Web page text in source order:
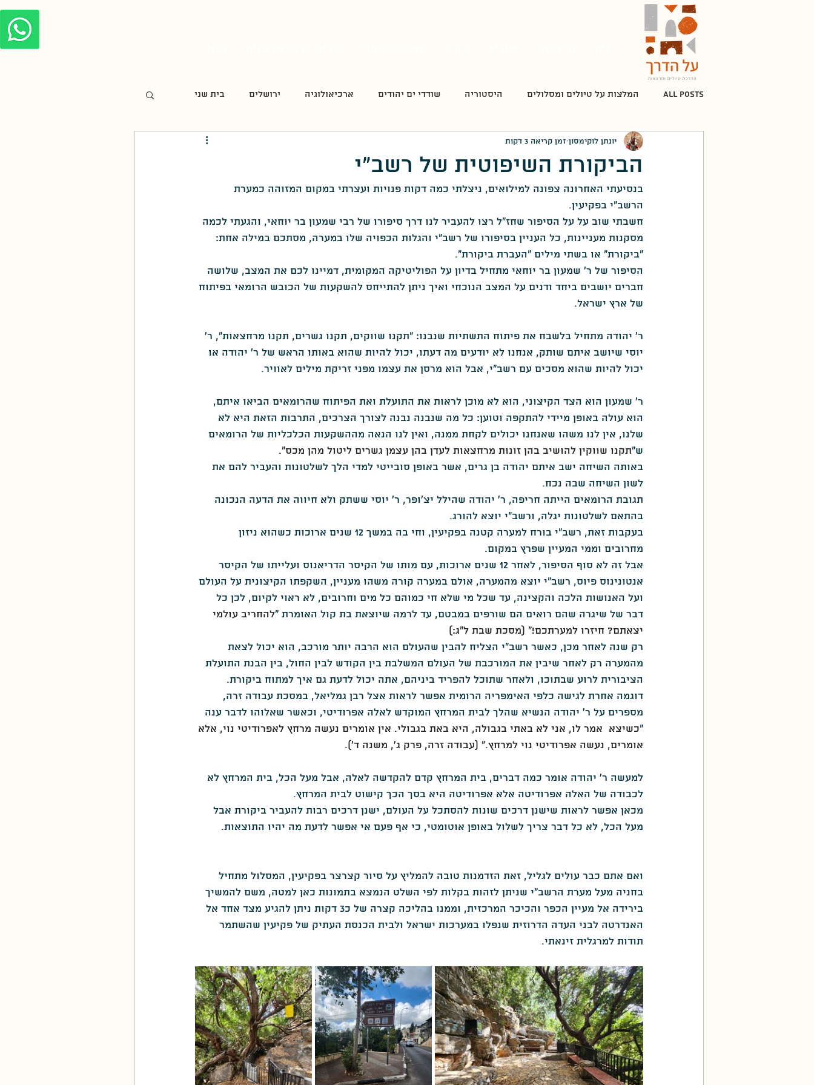
All Posts המלצות על טיולים ומסלולים היסטוריה שודדי ים יהודים ארכיאולוגיה ירושלים בית שני
מלחמת העצמאות תקופת המנדט פה כתבו את השירים
מלחמת יום הכיפורים אלתרמן מורשת קרב הצבא הרומי ממלכת ירושלים/התקופה הצלבנית
העת החדשה חיים נחמן ביאליק רגע של עברית העפלה סגולה - מגזין להיסטוריה מורשת קרב
פה כתבו את השירים יפן העת החדשה שואה מאמרים בסגולה -מגזין להיסטוריה סגולה
הביקורת השיפוטית של רשב"י
יונתן לוקימסון זמן קריאה 3 דקות
בנסיעתי האחרונה צפונה למילואים, ניצלתי כמה דקות פנויות ועצרתי במקום המזוהה כמערת
הרשב"י בפקיעין.
חשבתי שוב על על הסיפור שחז"ל רצו להעביר לנו דרך סיפורו של רבי שמעון בר יוחאי, והגעתי לכמה
מסקנות מעניינות, כל העניין בסיפורו של רשב"י והגלות הכפויה שלו במערה, מסתכם במילה אחת:
"ביקורת" או בשתי מילים "העברת ביקורת".
הסיפור של ר' שמעון בר יוחאי מתחיל בדיון על הפוליטיקה המקומית, דמיינו לכם את המצב, שלושה
חברים יושבים ביחד ודנים על המצב הנוכחי ואיך ניתן להתייחס להשקעות של הכובש הרומאי בפיתוח
של ארץ ישראל.
ר' יהודה מתחיל בלשבח את פיתוח התשתיות שנבנו: "תקנו שווקים, תקנו גשרים, תקנו מרחצאות", ר'
יוסי שיושב איתם שותק, אנחנו לא יודעים מה דעתו, יכול להיות שהוא באותו הראש של ר' יהודה או
יכול להיות שהוא מסכים עם רשב"י, אבל הוא מרסן את עצמו מפני זריקת מילים לאוויר.
ר' שמעון הוא הצד הקיצוני, הוא לא מוכן לראות את התועלת ואת הפיתוח שהרומאים הביאו איתם,
הוא עולה באופן מיידי להתקפה וטוען: כל מה שנבנה נבנה לצורך הצרכים, התרבות הזאת היא לא
שלנו, אין לנו משהו שאנחנו יכולים לקחת ממנה, ואין לנו הנאה מההשקעות הכלכליות של הרומאים
ש"תקנו שווקין להושיב בהן זונות מרחצאות לעדן בהן עצמן גשרים ליטול מהן מכס".
באותה השיחה ישב איתם יהודה בן גרים, אשר באופן סובייטי למדי הלך לשלטונות והעביר להם את
לשון השיחה שבה נכח.
תגובת הרומאים הייתה חריפה, ר' יהודה שהילל יצ'ופר, ר' יוסי ששתק ולא חיווה את הדעה הנכונה
בהתאם לשלטונות יגלה, ורשב"י יוצא להורג.
בעקבות זאת, רשב"י בורח למערה קטנה בפקיעין, וחי בה במשך 12 שנים ארוכות כשהוא ניזון
מחרובים וממי המעיין שפרץ במקום.
אבל זה לא סוף הסיפור, לאחר 12 שנים ארוכות, עם מותו של הקיסר הדריאנוס ועלייתו של הקיסר
אנטונינוס פיוס, רשב"י יוצא מהמערה, אולם במערה קורה משהו מעניין, השקפתו הקיצונית על העולם
ועל האנושות הלכה והקצינה, עד שכל מי שלא חי כמוהם כל מים וחרובים, לא ראוי לקיום, לכן כל
דבר של שיגרה שהם רואים הם שורפים במבטם, עד לרמה שיוצאת בת קול האומרת "להחריב עולמי
יצאתם? חיזרו למערתכם!" (מסכת שבת ל"ג:)
רק שנה לאחר מכן, כאשר רשב"י הצליח להבין שהעולם הוא הרבה יותר מורכב, הוא יכול לצאת
מהמערה רק לאחר שיבין את המורכבת של העולם המשלבת בין הקודש לבין החול, בין הבנת התועלת
הציבורית לרוע שבתוכו, ולאחר שתוכל להפריד ביניהם, אתה יכול לדעת גם איך למתוח ביקורת.
דוגמה אחרת לגישה כלפי האימפריה הרומית אפשר לראות אצל רבן גמליאל, במסכת עבודה זרה,
מספרים על ר' יהודה הנשיא שהלך לבית המרחץ המוקדש לאלה אפרודיטי, וכאשר שאלוהו לדבר ענה
"כשיצא  אמר לו, אני לא באתי בגבולה, היא באת בגבולי. אין אומרים נעשה מרחץ לאפרודיטי נוי, אלא
אומרים, נעשה אפרודיטי נוי למרחץ." (עבודה זרה, פרק ג', משנה ד').
למעשה ר' יהודה אומר כמה דברים, בית המרחץ קדם להקדשה לאלה, אבל מעל הכל, בית המרחץ לא
לכבודה של האלה אפרודיטה אלא אפרודיטה היא בסך הכך קישוט לבית המרחץ.
מכאן אפשר לראות שישנן דרכים שונות להסתכל על העולם, ישנן דרכים רבות להעביר ביקורת אבל
מעל הכל, לא כל דבר צריך לשלול באופן אוטומטי, כי אף פעם אי אפשר לדעת מה יהיו התוצאות.
ואם אתם כבר עולים לגליל, זאת הזדמנות טובה להמליץ על סיור קצרצר בפקיעין, המסלול מתחיל
בחניה מעל מערת הרשב"י שניתן לזהות בקלות לפי השלט הנמצא בתמונות כאן למטה, משם להמשיך
בירידה אל מעיין הכפר והכיכר המרכזית, וממנו בהליכה קצרה של כ3 דקות ניתן להגיע מצד אחד אל
האנדרטה לבני העדה הדרוזית שנפלו במערכות ישראל ולבית הכנסת העתיק של פקיעין שהשתמר
תודות למרגלית זינאתי.